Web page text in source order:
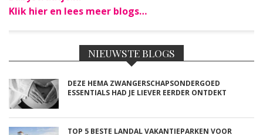
Klik hier en lees meer blogs…
NIEUWSTE BLOGS
DEZE HEMA ZWANGERSCHAPSONDERGOED
ESSENTIALS HAD JE LIEVER EERDER ONTDEKT
TOP 5 BESTE LANDAL VAKANTIEPARKEN VOOR